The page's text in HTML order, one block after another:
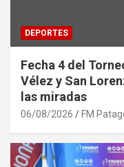
DEPORTES
Fecha 4 del
Vélez y San
las miradas
06/08/2026 FM